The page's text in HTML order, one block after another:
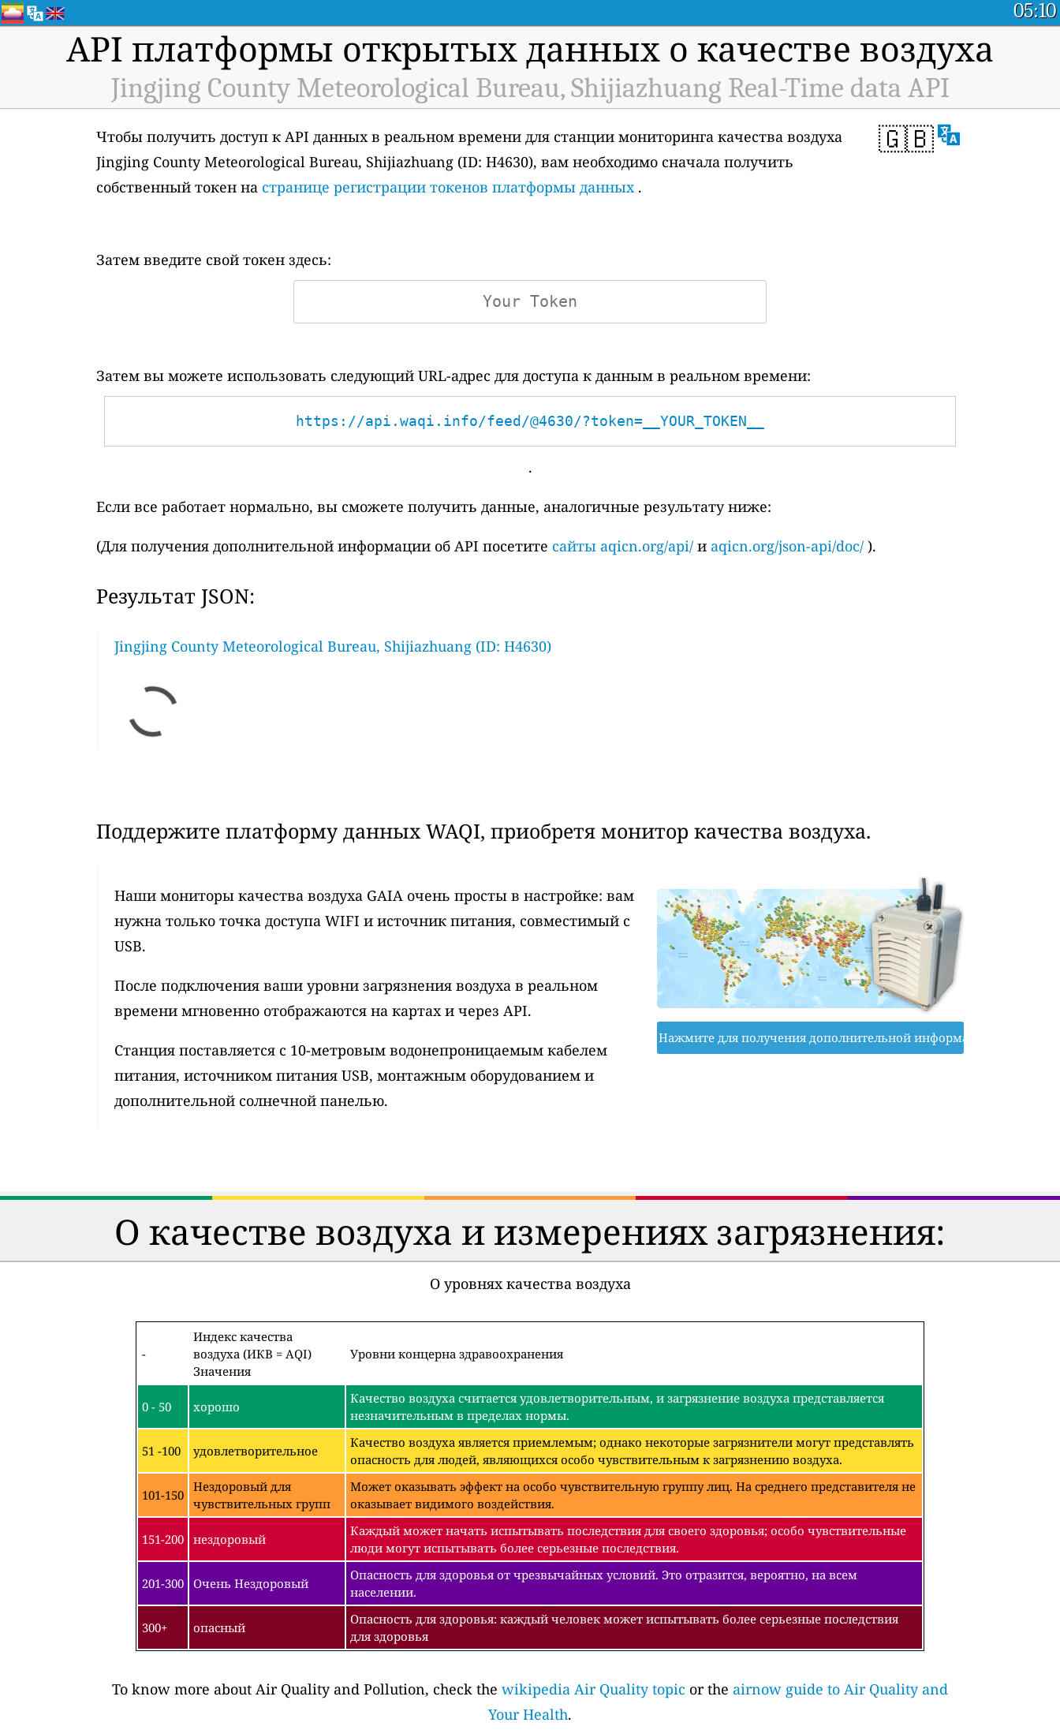
05:10
API платформы открытых данных о качестве воздуха
Jingjing County Meteorological Bureau, Shijiazhuang Real-Time data API
🇬🇧
Чтобы получить доступ к API данных в реальном времени для станции мониторинга качества воздуха
Jingjing County Meteorological Bureau, Shijiazhuang (ID: H4630), вам необходимо сначала получить
собственный токен на странице регистрации токенов платформы данных.
Затем введите свой токен здесь:
Затем вы можете использовать следующий URL-адрес для доступа к данным в реальном времени:
https://api.waqi.info/feed/@4630/?token=__YOUR_TOKEN__
.
Если все работает нормально, вы сможете получить данные, аналогичные результату ниже:
(Для получения дополнительной информации об API посетите сайты aqicn.org/api/ и aqicn.org/json-api/doc/ ).
Результат JSON:
Jingjing County Meteorological Bureau, Shijiazhuang (ID: H4630)
Поддержите платформу данных WAQI, приобретя монитор качества воздуха.
Наши мониторы качества воздуха GAIA очень просты в настройке: вам
нужна только точка доступа WIFI и источник питания, совместимый с
USB.
После подключения ваши уровни загрязнения воздуха в реальном
времени мгновенно отображаются на картах и через API.
Станция поставляется с 10-метровым водонепроницаемым кабелем
питания, источником питания USB, монтажным оборудованием и
дополнительной солнечной панелью.
Нажмите для получения дополнительной информации
О качестве воздуха и измерениях загрязнения:
О уровнях качества воздуха
-
Индекс качества
воздуха (ИКВ = AQI)
Значения
Уровни концерна здравоохранения
0 - 50 хорошо
Качество воздуха считается удовлетворительным, и загрязнение воздуха представляется
незначительным в пределах нормы.
51 -100 удовлетворительное
Качество воздуха является приемлемым; однако некоторые загрязнители могут представлять
опасность для людей, являющихся особо чувствительным к загрязнению воздуха.
101-150
Нездоровый для
чувствительных групп
Может оказывать эффект на особо чувствительную группу лиц. На среднего представителя не
оказывает видимого воздействия.
151-200 нездоровый
Каждый может начать испытывать последствия для своего здоровья; особо чувствительные
люди могут испытывать более серьезные последствия.
201-300 Очень Нездоровый
Опасность для здоровья от чрезвычайных условий. Это отразится, вероятно, на всем
населении.
300+ опасный
Опасность для здоровья: каждый человек может испытывать более серьезные последствия
для здоровья
To know more about Air Quality and Pollution, check the wikipedia Air Quality topic or the airnow guide to Air Quality and
Your Health.